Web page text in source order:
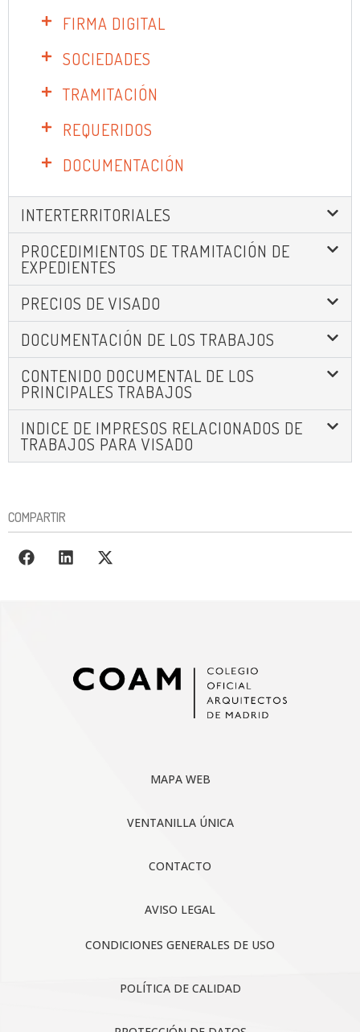
FIRMA DIGITAL
SOCIEDADES
TRAMITACIÓN
REQUERIDOS
DOCUMENTACIÓN
INTERTERRITORIALES
PROCEDIMIENTOS DE TRAMITACIÓN DE
EXPEDIENTES
PRECIOS DE VISADO
DOCUMENTACIÓN DE LOS TRABAJOS
CONTENIDO DOCUMENTAL DE LOS
PRINCIPALES TRABAJOS
INDICE DE IMPRESOS RELACIONADOS DE
TRABAJOS PARA VISADO
COMPARTIR
MAPA WEB
VENTANILLA ÚNICA
CONTACTO
AVISO LEGAL
CONDICIONES GENERALES DE USO
POLÍTICA DE CALIDAD